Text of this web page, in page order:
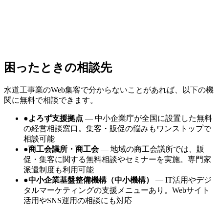
困ったときの相談先
水道工事業のWeb集客で分からないことがあれば、以下の機
関に無料で相談できます。
●よろず支援拠点 — 中小企業庁が全国に設置した無料
の経営相談窓口。集客・販促の悩みもワンストップで
相談可能
●商工会議所・商工会— 地域の商工会議所では、販
促・集客に関する無料相談やセミナーを実施。専門家
派遣制度も利用可能
●中小企業基盤整備機構（中小機構） — IT活用やデジ
タルマーケティングの支援メニューあり。Webサイト
活用やSNS運用の相談にも対応